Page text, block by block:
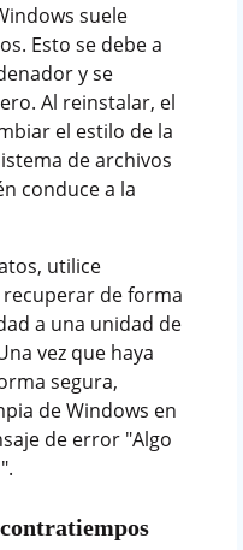
suele
Esto se debe a
y se
Al reinstalar, el
el estilo de la
de archivos
conduce a la
utilice
de forma
a una unidad de
vez que haya
segura,
de Windows en
de error "Algo